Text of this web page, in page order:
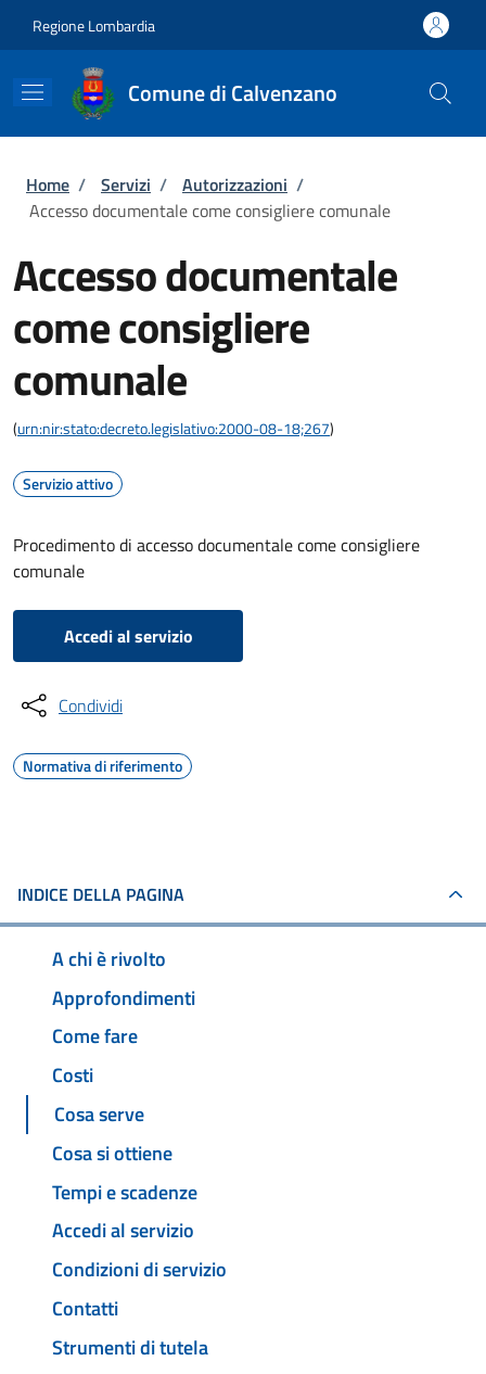
Regione Lombardia
Comune di Calvenzano
Briciole di pane
Home / Servizi / Autorizzazioni /
Accesso documentale come consigliere comunale
Accesso documentale
come consigliere
comunale
(urn:nir:stato:decreto.legislativo:2000-08-18;267)
Servizio attivo
Procedimento di accesso documentale come consigliere
comunale
Accedi al servizio
Condividi
Normativa di riferimento
INDICE DELLA PAGINA
A chi è rivolto
Approfondimenti
Come fare
Costi
Cosa serve
Cosa si ottiene
Tempi e scadenze
Accedi al servizio
Condizioni di servizio
Contatti
Strumenti di tutela